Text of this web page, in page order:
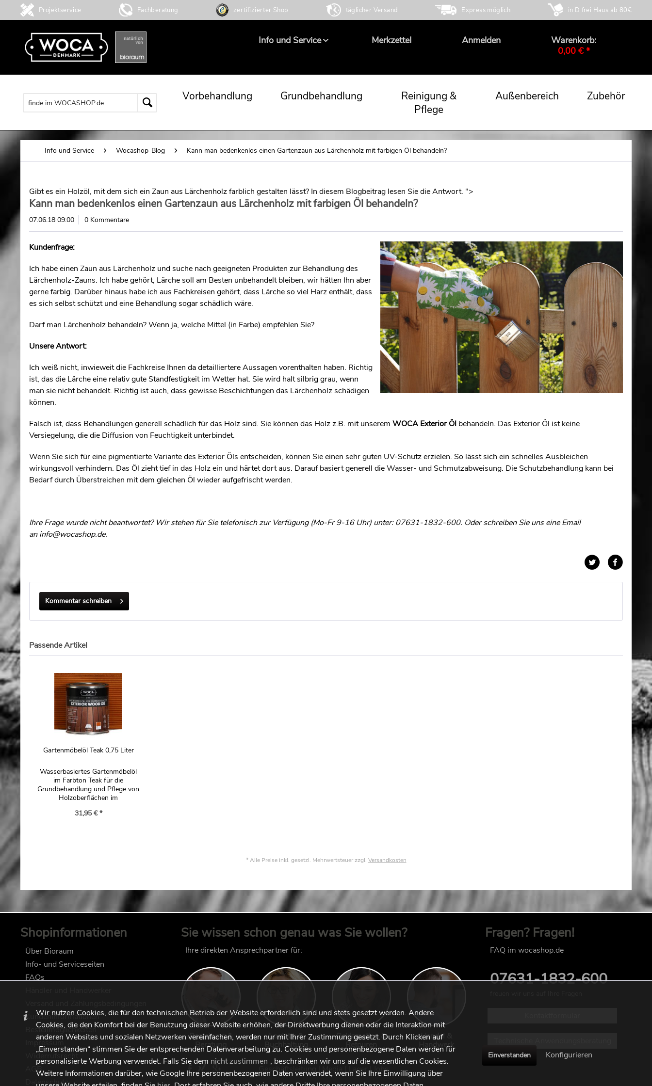
Projektservice Fachberatung zertifizierter Shop täglicher Versand Express möglich in D frei Haus ab 80€
Info und Service Merkzettel Anmelden
Warenkorb:
0,00 € *
Vorbehandlung Grundbehandlung
Reinigung &
Pflege
Außenbereich Zubehör
Info und Service Wocashop-Blog Kann man bedenkenlos einen Gartenzaun aus Lärchenholz mit farbigen Öl behandeln?
Gibt es ein Holzöl, mit dem sich ein Zaun aus Lärchenholz farblich gestalten lässt? In diesem Blogbeitrag lesen Sie die Antwort. ">
Kann man bedenkenlos einen Gartenzaun aus Lärchenholz mit farbigen Öl behandeln?
07.06.18 09:00 0 Kommentare
Kundenfrage:
Ich habe einen Zaun aus Lärchenholz und suche nach geeigneten Produkten zur Behandlung des
Lärchenholz-Zauns. Ich habe gehört, Lärche soll am Besten unbehandelt bleiben, wir hätten Ihn aber
gerne farbig. Darüber hinaus habe ich aus Fachkreisen gehört, dass Lärche so viel Harz enthält, dass
es sich selbst schützt und eine Behandlung sogar schädlich wäre.
Darf man Lärchenholz behandeln? Wenn ja, welche Mittel (in Farbe) empfehlen Sie?
Unsere Antwort:
Ich weiß nicht, inwieweit die Fachkreise Ihnen da detailliertere Aussagen vorenthalten haben. Richtig
ist, das die Lärche eine relativ gute Standfestigkeit im Wetter hat. Sie wird halt silbrig grau, wenn
man sie nicht behandelt. Richtig ist auch, dass gewisse Beschichtungen das Lärchenholz schädigen
können.
Falsch ist, dass Behandlungen generell schädlich für das Holz sind. Sie können das Holz z.B. mit unserem WOCA Exterior Öl behandeln. Das Exterior Öl ist keine
Versiegelung, die die Diffusion von Feuchtigkeit unterbindet.
Wenn Sie sich für eine pigmentierte Variante des Exterior Öls entscheiden, können Sie einen sehr guten UV-Schutz erzielen. So lässt sich ein schnelles Ausbleichen
wirkungsvoll verhindern. Das Öl zieht tief in das Holz ein und härtet dort aus. Darauf basiert generell die Wasser- und Schmutzabweisung. Die Schutzbehandlung kann bei
Bedarf durch Überstreichen mit dem gleichen Öl wieder aufgefrischt werden.
Ihre Frage wurde nicht beantwortet? Wir stehen für Sie telefonisch zur Verfügung (Mo-Fr 9-16 Uhr) unter: 07631-1832-600. Oder schreiben Sie uns eine Email
aninfo@wocashop.de.
Kommentar schreiben
Passende Artikel
Gartenmöbelöl Teak 0,75 Liter
Wasserbasiertes Gartenmöbelöl
im Farbton Teak für die
Grundbehandlung und Pflege von
Holzoberflächen im
31,95 € *
* Alle Preise inkl. gesetzl. Mehrwertsteuer zzgl. Versandkosten
Shopinformationen
Über Bioraum
Info- und Serviceseiten
FAQs
Kundeninformationen
Bestellmöglichkeiten
Impressum
Widerrufsrecht
AGB
Datenschutz
Sie wissen schon genau was Sie wollen?
Ihre direkten Ansprechpartner für:
Bestellung &
Beratung
Logistik &
Buchhaltung
Reklamation &
Retouren
Handel &
Handwerk
Geschäftsleitung Media Lager | Jobs
Fragen? Fragen!
FAQ im wocashop.de
07631-1832-600
Wir nutzen Cookies, die für den technischen Betrieb der Website erforderlich sind und stets gesetzt werden. Andere
Cookies, die den Komfort bei der Benutzung dieser Website erhöhen, der Direktwerbung dienen oder die Interaktion mit
anderen Websites und sozialen Netzwerken vereinfachen, werden nur mit Ihrer Zustimmung gesetzt. Durch Klicken auf
„Einverstanden“ stimmen Sie der entsprechenden Datenverarbeitung zu. Cookies und personenbezogene Daten werden für
personalisierte Werbung verwendet. Falls Sie dem nicht zustimmen , beschränken wir uns auf die wesentlichen Cookies.
Weitere Informationen darüber, wie Google Ihre personenbezogenen Daten verwendet, wenn Sie Ihre Einwilligung über
Einverstanden Konfigurieren